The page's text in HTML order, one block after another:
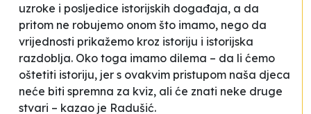
uzroke i posljedice istorijskih događaja, a da
pritom ne robujemo onom što imamo, nego da
vrijednosti prikažemo kroz istoriju i istorijska
razdoblja. Oko toga imamo dilema – da li ćemo
oštetiti istoriju, jer s ovakvim pristupom naša djeca
neće biti spremna za kviz, ali će znati neke druge
stvari – kazao je Radušić.